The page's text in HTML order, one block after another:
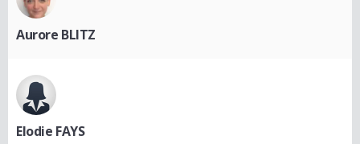
Aurore BLITZ
Elodie FAYS